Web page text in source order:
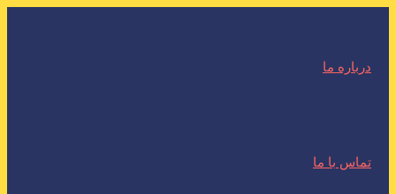
درباره ما
تماس با ما